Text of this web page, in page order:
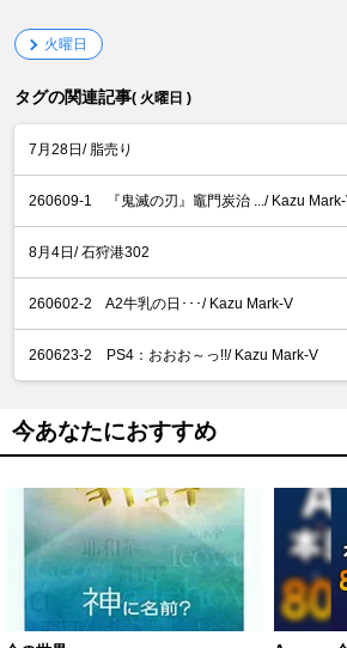
火曜日
タグの関連記事( 火曜日 )
7月28日/ 脂売り
260609-1 『鬼滅の刃』竈門炭治 .../ Kazu
8月4日/ 石狩港302
260602-2 A2牛乳の日･･･/ Kazu Mark-V
260623-2 PS4：おおお～っ!!/ Kazu Mark-V
今あなたにおすすめ